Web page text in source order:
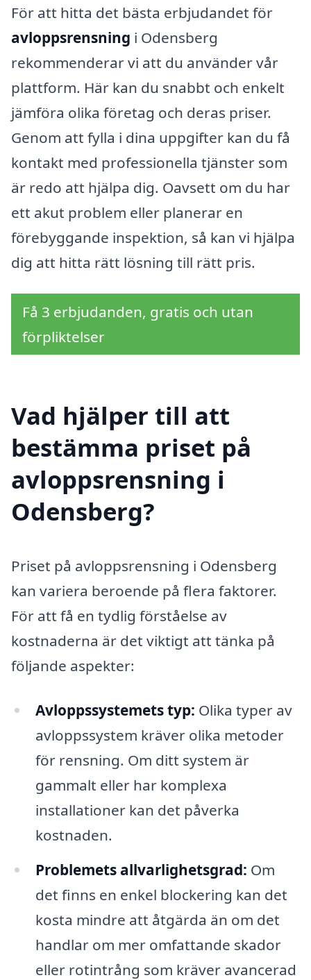
För att hitta det bästa erbjudandet för
avloppsrensning i Odensberg
rekommenderar vi att du använder vår
plattform. Här kan du snabbt och enkelt
jämföra olika företag och deras priser.
Genom att fylla i dina uppgifter kan du få
kontakt med professionella tjänster som
är redo att hjälpa dig. Oavsett om du har
ett akut problem eller planerar en
förebyggande inspektion, så kan vi hjälpa
dig att hitta rätt lösning till rätt pris.
Få 3 erbjudanden, gratis och utan
förpliktelser
Vad hjälper till att
bestämma priset på
avloppsrensning i
Odensberg?
Priset på avloppsrensning i Odensberg
kan variera beroende på flera faktorer.
För att få en tydlig förståelse av
kostnaderna är det viktigt att tänka på
följande aspekter:
Avloppssystemets typ: Olika typer av
avloppssystem kräver olika metoder
för rensning. Om ditt system är
gammalt eller har komplexa
installationer kan det påverka
kostnaden.
Problemets allvarlighetsgrad: Om
det finns en enkel blockering kan det
kosta mindre att åtgärda än om det
handlar om mer omfattande skador
eller rotintrång som kräver avancerad